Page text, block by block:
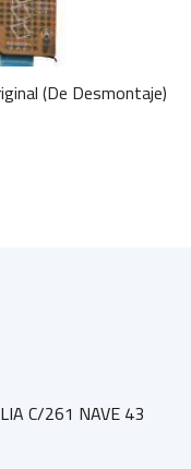
(De Desmontaje)
C/261 NAVE 43